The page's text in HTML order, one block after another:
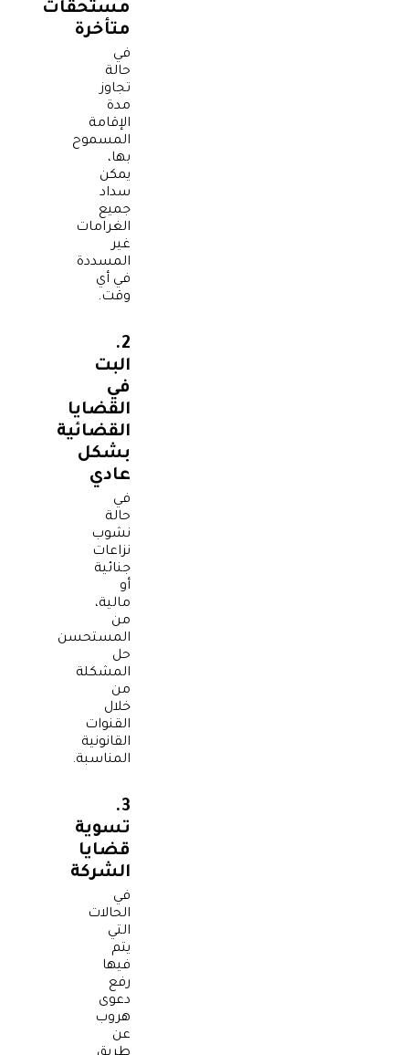
مستحقات
متأخرة
في
حالة
تجاوز
مدة
الإقامة
المسموح
بها،
يمكن
سداد
جميع
الغرامات
غير
المسددة
في أي
وقت.
2.
البت
في
القضايا
القضائية
بشكل
عادي
في
حالة
نشوب
نزاعات
جنائية
أو
مالية،
من
المستحسن
حل
المشكلة
من
خلال
القنوات
القانونية
المناسبة.
3.
تسوية
قضايا
الشركة
في
الحالات
التي
يتم
فيها
رفع
دعوى
هروب
عن